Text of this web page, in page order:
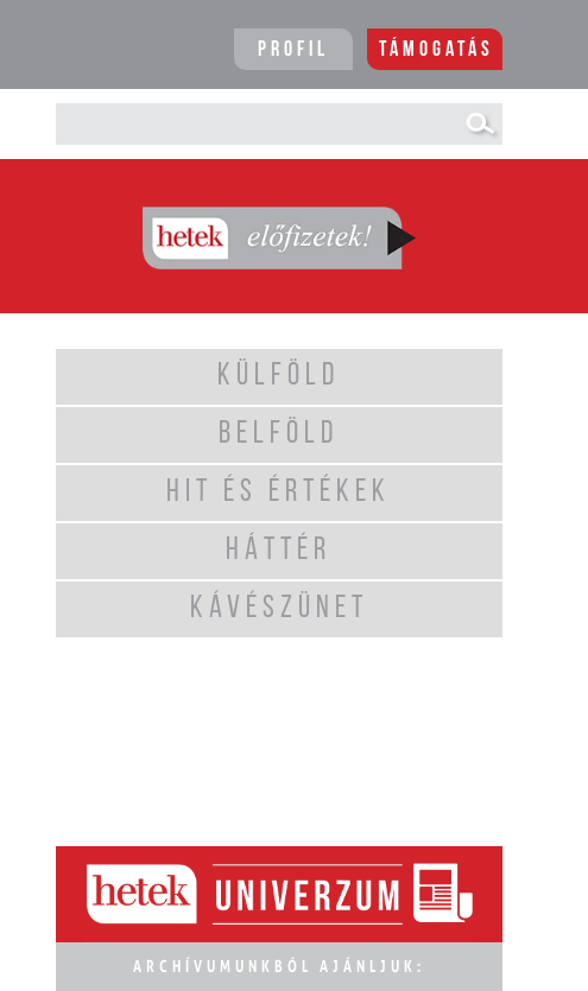
Profil Támogatás
KÜLFÖLD
BELFÖLD
HIT ÉS ÉRTÉKEK
HÁTTÉR
KÁVÉSZÜNET
ARCHÍVUMUNKBÓL AJÁNLJUK: